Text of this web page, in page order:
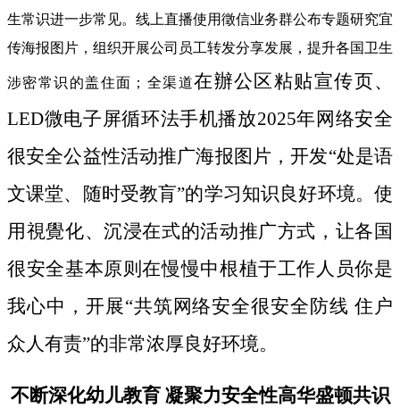
生常识进一步常见。线上直播使用徵信业务群公布专题研究宜
传海报图片，组织开展公司员工转发分享发展，提升各国卫生
涉密常识的盖住面；全渠道在辦公区粘贴宣传页、
LED微电子屏循环法手机播放2025年网络安全
很安全公益性活动推广海报图片，开发“处是语
文课堂、随时受教肓”的学习知识良好环境。使
用視覺化、沉浸在式的活动推广方式，让各国
很安全基本原则在慢慢中根植于工作人员你是
我心中，开展“共筑网络安全很安全防线 住户
众人有责”的非常浓厚良好环境。
不断深化幼儿教育 凝聚力安全性高华盛顿共识